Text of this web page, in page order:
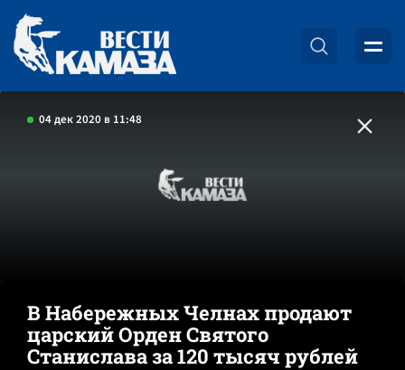
04 дек 2020 в 11:48
В Набережных Челнах продают
царский Орден Святого
Станислава за 120 тысяч рублей